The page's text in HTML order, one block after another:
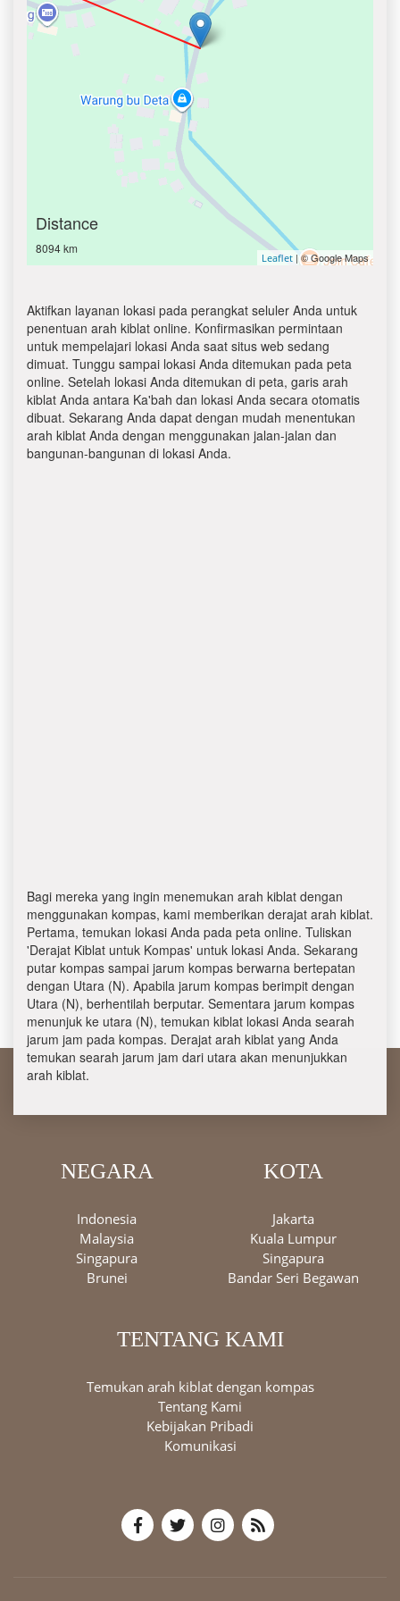
Distance
8094 km
Leaflet | © Google Maps
Aktifkan layanan lokasi pada perangkat seluler Anda untuk
penentuan arah kiblat online. Konfirmasikan permintaan
untuk mempelajari lokasi Anda saat situs web sedang
dimuat. Tunggu sampai lokasi Anda ditemukan pada peta
online. Setelah lokasi Anda ditemukan di peta, garis arah
kiblat Anda antara Ka'bah dan lokasi Anda secara otomatis
dibuat. Sekarang Anda dapat dengan mudah menentukan
arah kiblat Anda dengan menggunakan jalan-jalan dan
bangunan-bangunan di lokasi Anda.
Bagi mereka yang ingin menemukan arah kiblat dengan
menggunakan kompas, kami memberikan derajat arah kiblat.
Pertama, temukan lokasi Anda pada peta online. Tuliskan
'Derajat Kiblat untuk Kompas' untuk lokasi Anda. Sekarang
putar kompas sampai jarum kompas berwarna bertepatan
dengan Utara (N). Apabila jarum kompas berimpit dengan
Utara (N), berhentilah berputar. Sementara jarum kompas
menunjuk ke utara (N), temukan kiblat lokasi Anda searah
jarum jam pada kompas. Derajat arah kiblat yang Anda
temukan searah jarum jam dari utara akan menunjukkan
arah kiblat.
NEGARA
Indonesia
Malaysia
Singapura
Brunei
KOTA
Jakarta
Kuala Lumpur
Singapura
Bandar Seri Begawan
TENTANG KAMI
Temukan arah kiblat dengan kompas
Tentang Kami
Kebijakan Pribadi
Komunikasi